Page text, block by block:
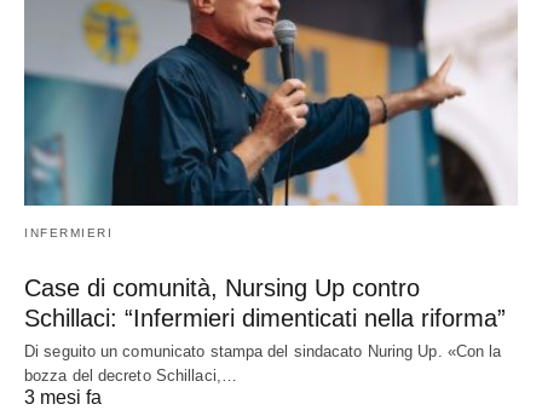
INFERMIERI
Case di comunità, Nursing Up contro
Schillaci: “Infermieri dimenticati nella riforma”
Di seguito un comunicato stampa del sindacato Nuring Up. «Con la
bozza del decreto Schillaci,…
3 mesi fa